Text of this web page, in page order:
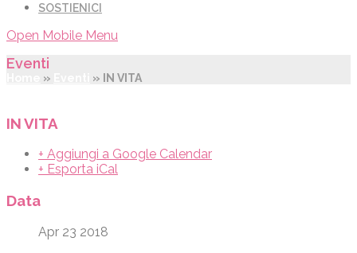
SOSTIENICI
Open Mobile Menu
Eventi
» » IN VITA
IN VITA
+ Aggiungi a Google Calendar
+ Esporta iCal
Data
Apr 23 2018